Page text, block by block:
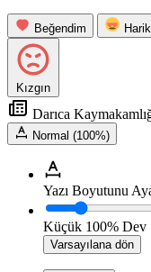
Beğendim
Kızgın
Darıca
Normal (100%)
Yazı Boyutunu
Küçük 100% Dev
Varsayılana dön